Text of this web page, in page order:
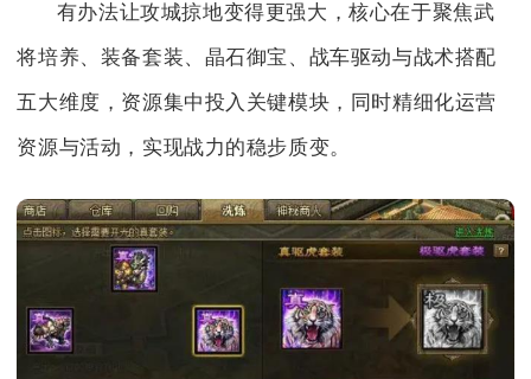
有办法让攻城掠地变得更强大，核心在于聚焦武
将培养、装备套装、晶石御宝、战车驱动与战术搭配
五大维度，资源集中投入关键模块，同时精细化运营
资源与活动，实现战力的稳步质变。